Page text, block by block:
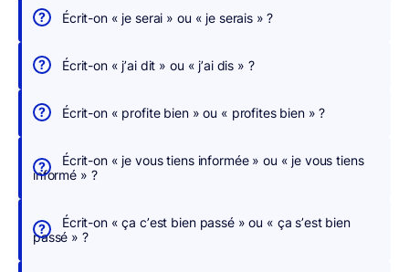
u
c
r
i
g
o
Écrit-on « je serai » ou « je serais » ?
Écrit-on « j’ai dit » ou « j’ai dis » ?
Écrit-on « profite bien » ou « profites bien » ?
Écrit-on « je vous tiens informée » ou « je vous tiens
informé » ?
Écrit-on « ça c’est bien passé » ou « ça s’est bien
passé » ?